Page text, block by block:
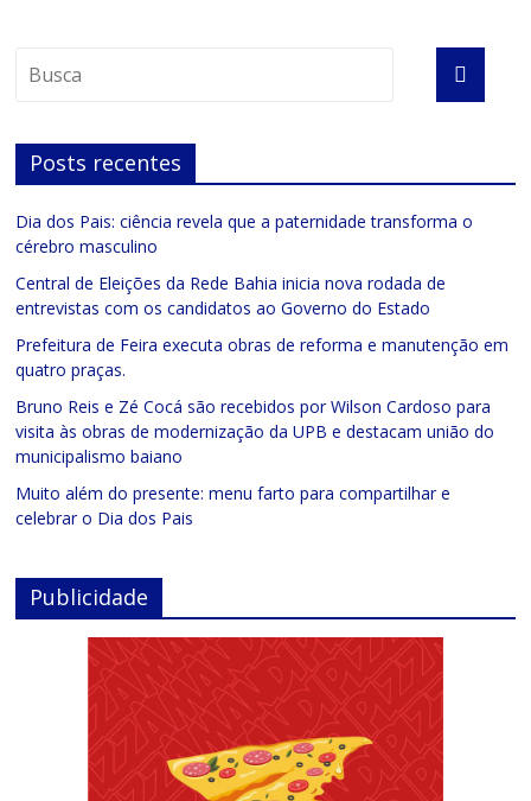
Posts recentes
Dia dos Pais: ciência revela que a paternidade transforma o
cérebro masculino
Central de Eleições da Rede Bahia inicia nova rodada de
entrevistas com os candidatos ao Governo do Estado
Prefeitura de Feira executa obras de reforma e manutenção em
quatro praças.
Bruno Reis e Zé Cocá são recebidos por Wilson Cardoso para
visita às obras de modernização da UPB e destacam união do
municipalismo baiano
Muito além do presente: menu farto para compartilhar e
celebrar o Dia dos Pais
Publicidade